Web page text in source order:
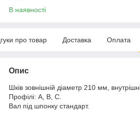
В наявності
про товар Доставка Оплата
Опис
Шків зовнішній діаметр 210 мм,
Профілі: А, В, С.
Вал під шпонку стандарт.